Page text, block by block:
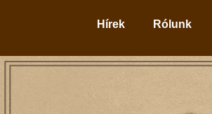
Hírek Rólunk